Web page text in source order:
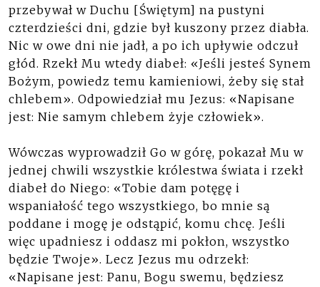
przebywał w Duchu [Świętym] na pustyni
czterdzieści dni, gdzie był kuszony przez diabła.
Nic w owe dni nie jadł, a po ich upływie odczuł
głód. Rzekł Mu wtedy diabeł: «Jeśli jesteś Synem
Bożym, powiedz temu kamieniowi, żeby się stał
chlebem». Odpowiedział mu Jezus: «Napisane
jest: Nie samym chlebem żyje człowiek».
Wówczas wyprowadził Go w górę, pokazał Mu w
jednej chwili wszystkie królestwa świata i rzekł
diabeł do Niego: «Tobie dam potęgę i
wspaniałość tego wszystkiego, bo mnie są
poddane i mogę je odstąpić, komu chcę. Jeśli
więc upadniesz i oddasz mi pokłon, wszystko
będzie Twoje». Lecz Jezus mu odrzekł:
«Napisane jest: Panu, Bogu swemu, będziesz